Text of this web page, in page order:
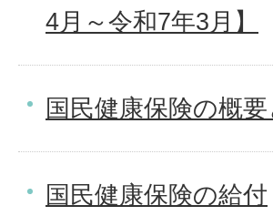
4月～令和7年3月】
国民健康保険の概要
国民健康保険の給付